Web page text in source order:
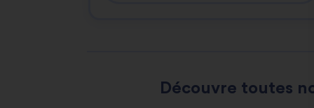
Découvre toutes